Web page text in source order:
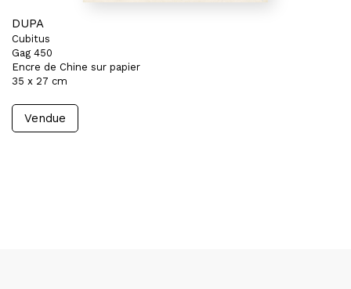
DUPA
Cubitus
Gag 450
Encre de Chine sur papier
35 x 27 cm
Vendue